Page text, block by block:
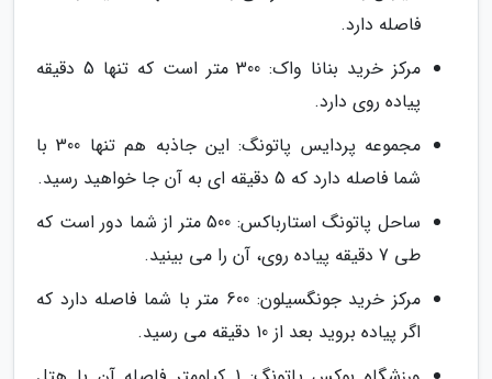
فاصله دارد.
مرکز خرید بنانا واک: 300 متر است که تنها 5 دقیقه
پیاده روی دارد.
مجموعه پردایس پاتونگ: این جاذبه هم تنها 300 با
شما فاصله دارد که 5 دقیقه ای به آن جا خواهید رسید.
ساحل پاتونگ استارباکس: 500 متر از شما دور است که
طی 7 دقیقه پیاده روی، آن را می بینید.
مرکز خرید جونگسیلون: 600 متر با شما فاصله دارد که
اگر پیاده بروید بعد از 10 دقیقه می رسید.